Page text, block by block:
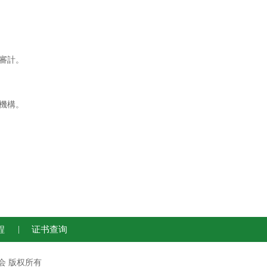
計。
構。
证书查询
版权所有